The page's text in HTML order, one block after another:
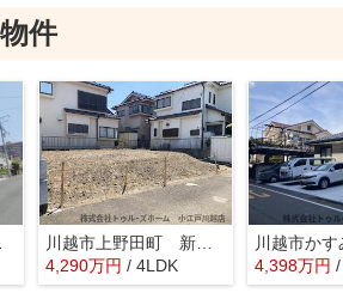
件
棟
川越市上野田町 新築戸建
4,290万円 / 4LDK 4,398万円